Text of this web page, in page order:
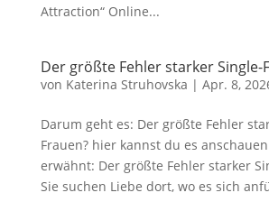
Attraction“ Online...
Der größte Fehler starker Single-
von Katerina Struhovska | Apr. 8,
Darum geht es: Der größte Fehler
Frauen? hier kannst du es
erwähnt: Der größte Fehler starker
Sie suchen Liebe dort, wo es sich